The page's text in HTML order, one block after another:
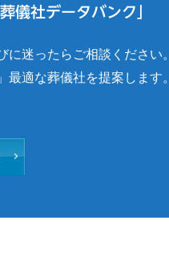
葬儀社データバンク」
に迷ったらご相談ください。
最適な葬儀社を提案します。